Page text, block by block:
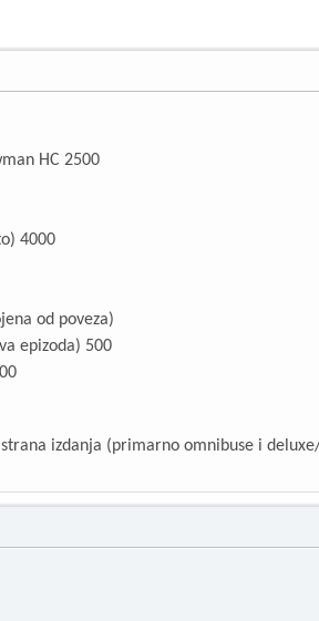
HC 2500
4000
od poveza)
epizoda) 500
izdanja (primarno omnibuse i